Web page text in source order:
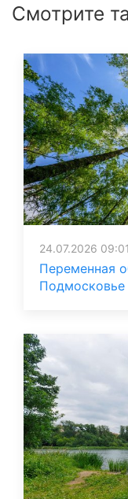
Смотрите
24.07.2026 09:01
Переменная